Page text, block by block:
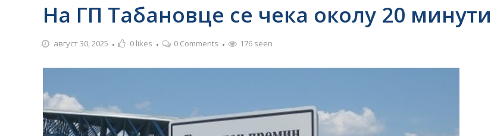
На ГП Табановце се чека околу 20 минути
август 30, 2025 0 likes 0 Comments 176 seen